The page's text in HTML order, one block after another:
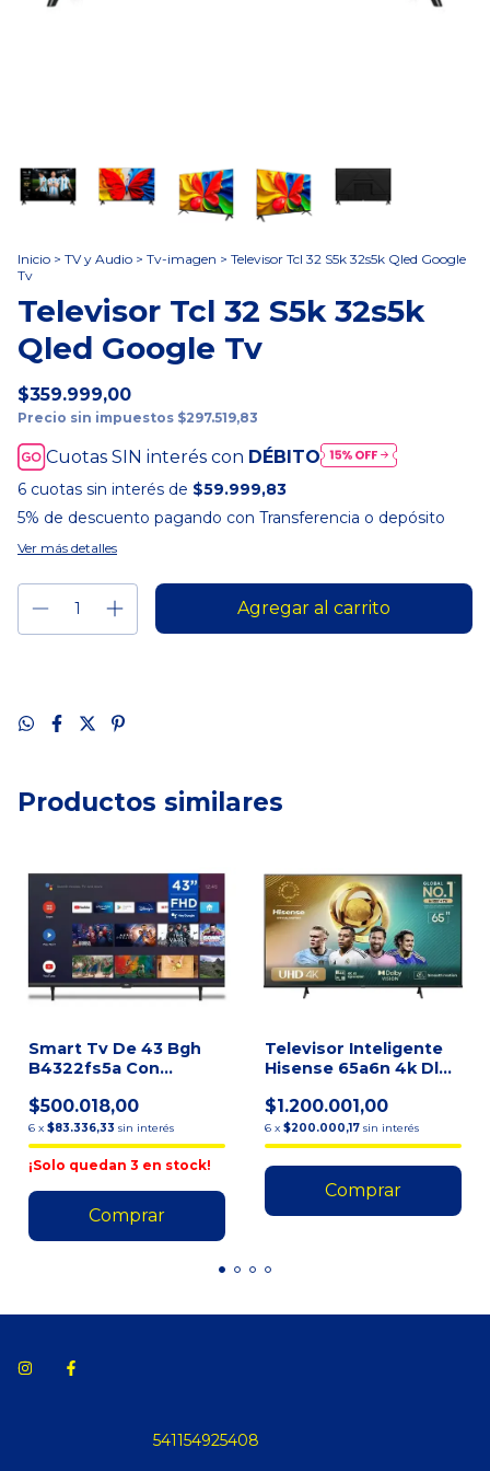
Inicio > TV y Audio > Tv-imagen > Televisor Tcl 32 S5k 32s5k Qled Google
Tv
Televisor Tcl 32 S5k 32s5k
Qled Google Tv
$359.999,00
Precio sin impuestos $297.519,83
Cuotas SIN interés con DÉBITO
6 cuotas sin interés de $59.999,83
5% de descuento pagando con Transferencia o depósito
Ver más detalles
Productos similares
Smart Tv De 43 Bgh
B4322fs5a Con
$500.018,00
6 x $83.336,33 sin interés
¡Solo quedan 3 en stock!
Televisor Inteligente
Hisense 65a6n 4k Dled
$1.200.001,00
6 x $200.000,17 sin interés
541154925408